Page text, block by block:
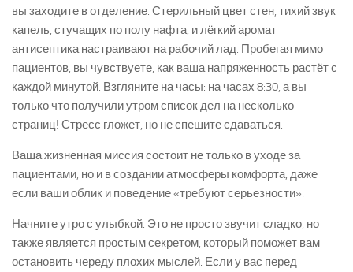
вы заходите в отделение. Стерильный цвет стен, тихий звук
капель, стучащих по полу нафта, и лёгкий аромат
антисептика настраивают на рабочий лад. Пробегая мимо
пациентов, вы чувствуете, как ваша напряженность растёт с
каждой минутой. Взгляните на часы: на часах 8:30, а вы
только что получили утром список дел на несколько
страниц! Стресс гложет, но не спешите сдаваться.
Ваша жизненная миссия состоит не только в уходе за
пациентами, но и в создании атмосферы комфорта, даже
если ваши облик и поведение «требуют серьезности».
Начните утро с улыбкой. Это не просто звучит сладко, но
также является простым секретом, который поможет вам
остановить череду плохих мыслей. Если у вас перед